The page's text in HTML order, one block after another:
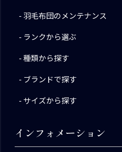
羽毛布団のメンテナンス
ランクから選ぶ
種類から探す
ブランドで探す
サイズから探す
インフォメーション